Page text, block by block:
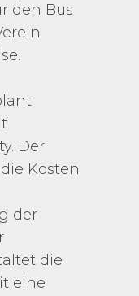
den Bus
Der
Kosten
der
die
eine